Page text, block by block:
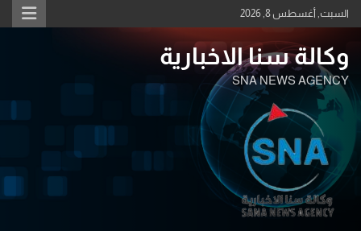
Skip
to
السبت, أغسطس 8, 2026
وكالة سنا الاخبارية
SNA NEWS AGENCY